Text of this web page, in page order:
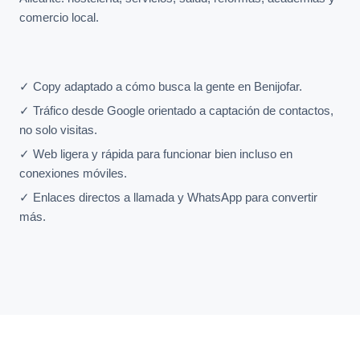
comercio local.
✓ Copy adaptado a cómo busca la gente en Benijofar.
✓ Tráfico desde Google orientado a captación de contactos,
no solo visitas.
✓ Web ligera y rápida para funcionar bien incluso en
conexiones móviles.
✓ Enlaces directos a llamada y WhatsApp para convertir
más.